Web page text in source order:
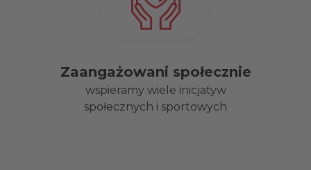
Zaangażowani społecznie
wspieramy wiele inicjatyw
społecznych i sportowych